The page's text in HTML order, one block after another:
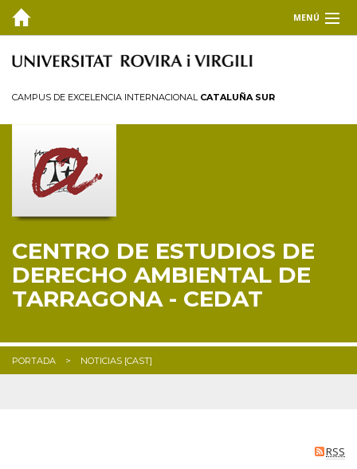
MENÚ
EL CEDAT
Miembros
Personal investigador
Reglamento
FORMACIÓN
INVESTIGACIÓN Y TRANSFERENCIA
CAMPUS DE EXCELENCIA INTERNACIONAL CATALUÑA SUR
CENTRO DE ESTUDIOS DE
DERECHO AMBIENTAL DE
TARRAGONA - CEDAT
PORTADA NOTICIAS [CAST]
RSS